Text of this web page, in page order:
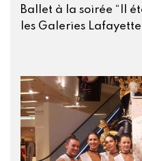
Ballet à la soirée “Il
les Galeries